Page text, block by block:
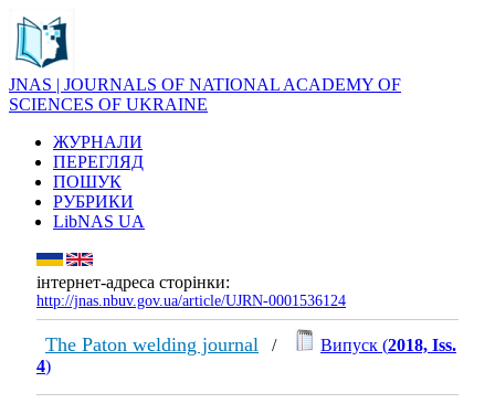
JNAS | JOURNALS OF NATIONAL ACADEMY OF
SCIENCES OF UKRAINE
ЖУРНАЛИ
ПЕРЕГЛЯД
ПОШУК
РУБРИКИ
LibNAS UA
інтернет-адреса сторінки:
http://jnas.nbuv.gov.ua/article/UJRN-0001536124
The Paton welding journal / Випуск (2018, Iss.
4)